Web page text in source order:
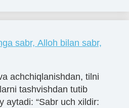
sabr, Alloh bilan sabr,
achchiqlanishdan, tilni
tashvishdan tutib
aytadi: “Sabr uch xildir: